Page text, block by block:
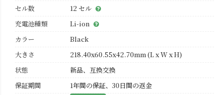
セル数
12 セル
充電池種類
Li-ion
カラー
Black
大きさ
218.40x60.55x42.70mm (L x W x H)
状態
新品、互換交換
保証期間
1年間の保証、30日間の返金